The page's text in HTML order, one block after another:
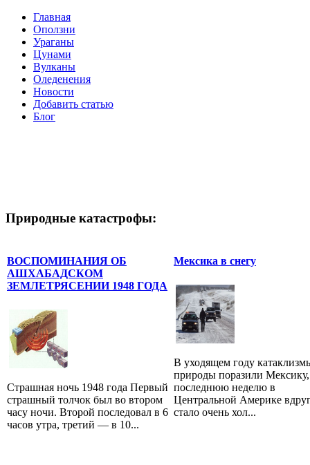
Главная
Оползни
Ураганы
Цунами
Вулканы
Оледенения
Новости
Добавить статью
Блог
Природные катастрофы:
ВОСПОМИНАНИЯ ОБ
АШХАБАДСКОМ
ЗЕМЛЕТРЯСЕНИИ 1948 ГОДА
Страшная ночь 1948 года Первый
страшный толчок был во втором
часу ночи. Второй последовал в 6
часов утра, третий — в 10...
Мексика в снегу
В уходящем году
природы поразили Мексику,
последнюю неделю в
Центральной Америке
стало очень хол...